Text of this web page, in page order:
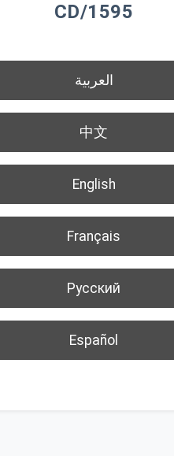
CD/1595
العربية
中文
English
Français
Русский
Español